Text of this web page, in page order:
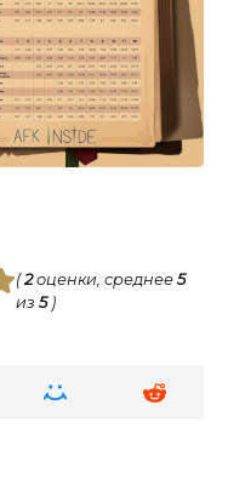
(2оценки, среднее 5
из 5)